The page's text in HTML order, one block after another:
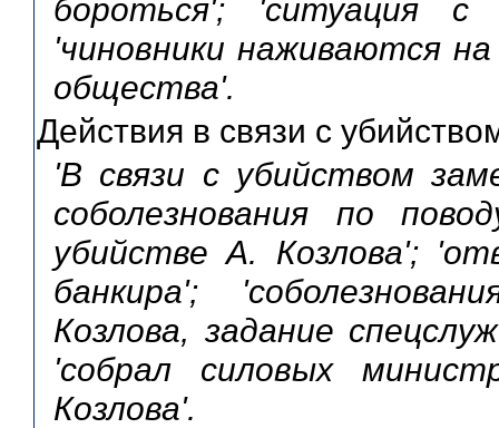
бороться'; 'ситуация с
'чиновники наживаются
общества'.
Действия в связи с
'В связи с убийством
соболезнования по
убийстве А. Козлова';
банкира';
Козлова, задание
'собрал силовых
Козлова'.